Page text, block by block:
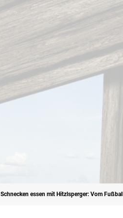
Schnecken essen mit Hitzlsperger: Vom